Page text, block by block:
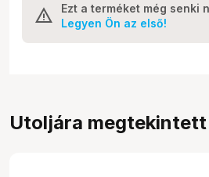
Ezt a terméket még senki
Legyen Ön az első!
Utoljára